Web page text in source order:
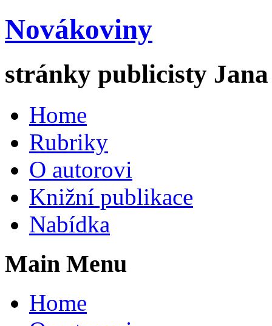
Novákoviny
stránky publicisty
Home
Rubriky
O autorovi
Knižní publikace
Nabídka
Main Menu
Home